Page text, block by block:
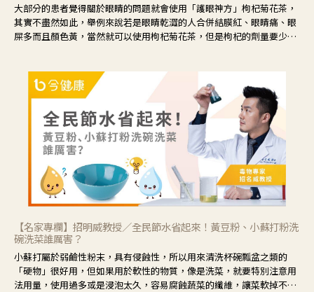
大部分的患者覺得關於眼睛的問題就會使用「護眼神方」枸杞菊花茶，
其實不盡然如此，舉例來說若是眼睛乾澀的人合併結膜紅、眼睛痛、眼
屎多而且顏色黃，當然就可以使用枸杞菊花茶，但是枸杞的劑量要少，
候就要使用菊花、金銀花來治療；假如單純的眼睛乾澀，結膜沒有紅，
眼睛周圍沒有眼屎，這種情況是屬於「陰虛」，就可以使用枸杞、蓮
藕、麥門冬、山藥等比較滋潤的藥材，效果就更顯著。
【名家專欄】招明威教授／全民節水省起來！黃豆粉、小蘇打粉洗
碗洗菜誰厲害？
小蘇打屬於弱鹼性粉末，具有侵蝕性，所以用來清洗杯碗瓢盆之類的
「硬物」很好用，但如果用於軟性的物質，像是洗菜，就要特別注意用
法用量，使用過多或是浸泡太久，容易腐蝕蔬菜的纖維，讓菜軟掉不清